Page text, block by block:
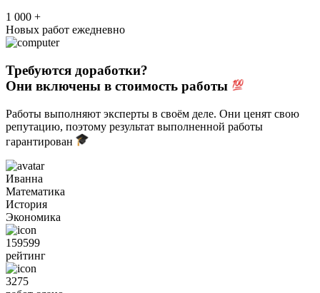
1 000 +
Новых работ ежедневно
Требуются доработки?
Они включены в стоимость работы
Работы выполняют эксперты в своём деле. Они ценят свою
репутацию, поэтому результат выполненной работы
гарантирован
Иванна
Математика
История
Экономика
159599
рейтинг
3275